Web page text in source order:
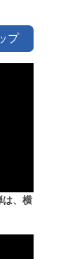
プ
は、横